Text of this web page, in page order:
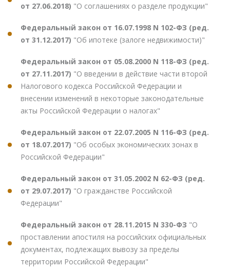
от 27.06.2018) "О соглашениях о разделе продукции"
Федеральный закон от 16.07.1998 N 102-ФЗ (ред.
от 31.12.2017) "Об ипотеке (залоге недвижимости)"
Федеральный закон от 05.08.2000 N 118-ФЗ (ред.
от 27.11.2017) "О введении в действие части второй
Налогового кодекса Российской Федерации и
внесении изменений в некоторые законодательные
акты Российской Федерации о налогах"
Федеральный закон от 22.07.2005 N 116-ФЗ (ред.
от 18.07.2017) "Об особых экономических зонах в
Российской Федерации"
Федеральный закон от 31.05.2002 N 62-ФЗ (ред.
от 29.07.2017) "О гражданстве Российской
Федерации"
Федеральный закон от 28.11.2015 N 330-ФЗ "О
проставлении апостиля на российских официальных
документах, подлежащих вывозу за пределы
территории Российской Федерации"